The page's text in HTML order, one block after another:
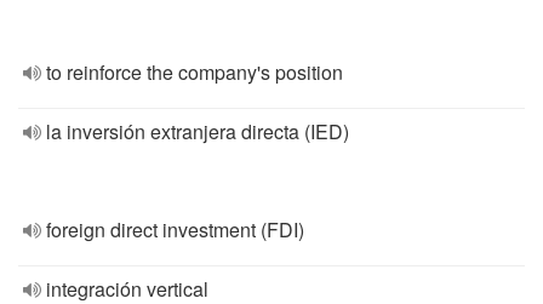
to reinforce the company's position
la inversión extranjera directa (IED)
foreign direct investment (FDI)
integración vertical